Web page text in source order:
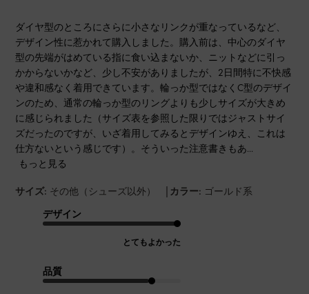
ダイヤ型のところにさらに小さなリンクが重なっているなど、
デザイン性に惹かれて購入しました。購入前は、中心のダイヤ
型の先端がはめている指に食い込まないか、ニットなどに引っ
かからないかなど、少し不安がありましたが、2日間特に不快感
や違和感なく着用できています。輪っか型ではなくC型のデザイ
ンのため、通常の輪っか型のリングよりも少しサイズが大きめ
に感じられました（サイズ表を参照した限りではジャストサイ
ズだったのですが、いざ着用してみるとデザインゆえ、これは
仕方ないという感じです）。そういった注意書きもあ...
もっと見る
サイズ: その他（シューズ以外） | カラー: ゴールド系
デザイン
とてもよかった
品質